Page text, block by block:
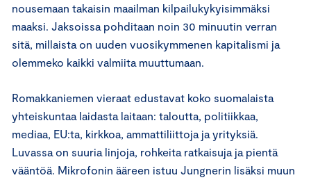
nousemaan takaisin maailman kilpailukykyisimmäksi
maaksi. Jaksoissa pohditaan noin 30 minuutin verran
sitä, millaista on uuden vuosikymmenen kapitalismi ja
olemmeko kaikki valmiita muuttumaan.
Romakkaniemen vieraat edustavat koko suomalaista
yhteiskuntaa laidasta laitaan: taloutta, politiikkaa,
mediaa, EU:ta, kirkkoa, ammattiliittoja ja yrityksiä.
Luvassa on suuria linjoja, rohkeita ratkaisuja ja pientä
vääntöä. Mikrofonin ääreen istuu Jungnerin lisäksi muun